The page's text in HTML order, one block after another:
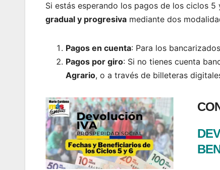
Si estás esperando los pagos de los ciclos 5
gradual y progresiva mediante dos
Pagos en cuenta: Para los
Pagos por giro: Si no tienes cuenta
Agrario, o a través de billeteras